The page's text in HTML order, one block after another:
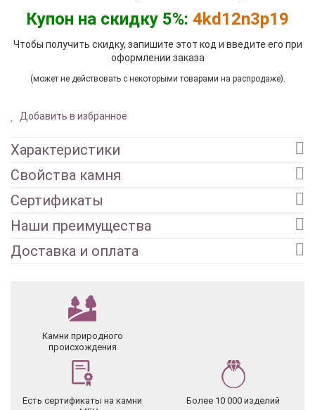
Купон на скидку 5%: 4kd12n3p19
Чтобы получить скидку, запишите этот код и введите его при
оформлении заказа
(может не действовать с некоторыми товарами на распродаже).
Добавить в избранное
Характеристики
Свойства камня
Сертификаты
Наши преимущества
Доставка и оплата
Камни природного
происхождения
Есть сертификаты на камни
Более 10 000 изделий